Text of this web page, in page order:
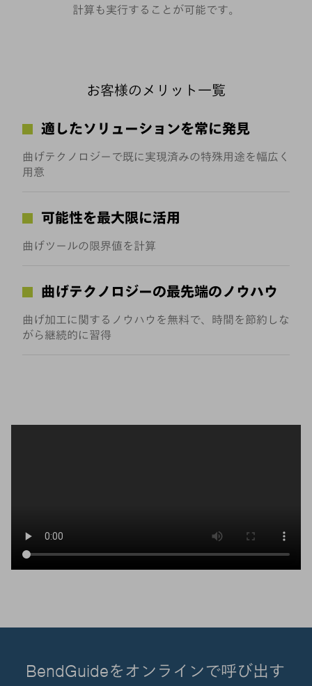
計算も実行することが可能です。
お客様のメリット一覧
適したソリューションを常に発見
曲げテクノロジーで既に実現済みの特殊用途を幅広く
用意
可能性を最大限に活用
曲げツールの限界値を計算
曲げテクノロジーの最先端のノウハウ
曲げ加工に関するノウハウを無料で、時間を節約しな
がら継続的に習得
BendGuideをオンラインで呼び出す